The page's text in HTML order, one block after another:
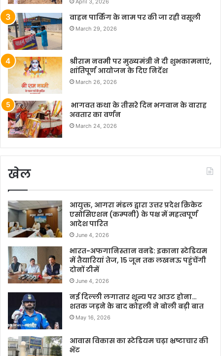
April 3, 2026
वाहन पार्किंग के नाम पर की जा रही वसूली
March 29, 2026
श्रीराम नवमी पर मुख्यमंत्री ने दी शुभकामनाएं,
शांतिपूर्ण आयोजन के दिए निर्देश
March 26, 2026
भागवत कथा के तीसरे दिन भगवान के वाराह
अवतार का वर्णन
March 24, 2026
खेल
आयुक्त, आगरा मंडल द्वारा उत्तर प्रदेश क्रिकेट
एसोसिएशन (कम्पनी) के पक्ष में महत्वपूर्ण
आदेश पारित
June 4, 2026
भारत-अफगानिस्तान वनडे: इकाना स्टेडियम
में तैयारियां तेज, 15 जून तक लखनऊ पहुंचेंगी
दोनों टीमें
June 4, 2026
नई दिल्ली लगातार शून्य पर आउट होना…
शतक जड़ने के बाद कोहली ने बोली बड़ी बात
May 16, 2026
आवास विकास का स्टेडियम चढ़ा भ्रष्टाचार की
भेंट